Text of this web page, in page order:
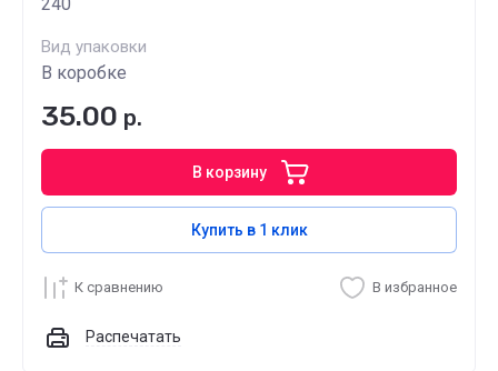
Вид упаковки
В коробке
35.00 р.
В корзину
Купить в 1 клик
К сравнению В избранное
Распечатать